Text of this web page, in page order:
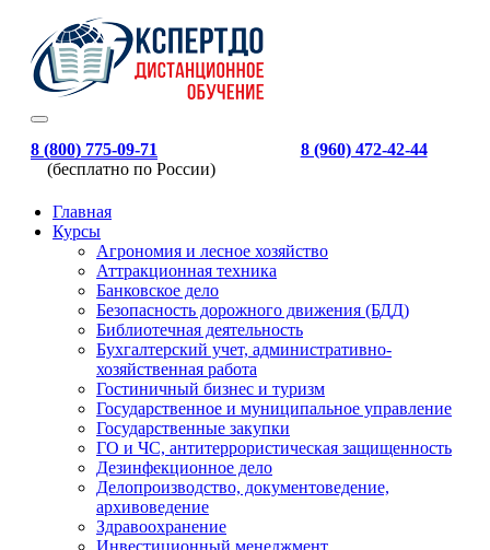
8 (800) 775-09-71
(бесплатно по России)
8 (960) 472-42-44
Главная
Курсы
Агрономия и лесное хозяйство
Аттракционная техника
Банковское дело
Безопасность дорожного движения (БДД)
Библиотечная деятельность
Бухгалтерский учет, административно-
хозяйственная работа
Гостиничный бизнес и туризм
Государственное и муниципальное управление
Государственные закупки
ГО и ЧС, антитеррористическая защищенность
Дезинфекционное дело
Делопроизводство, документоведение,
архивоведение
Здравоохранение
Инвестиционный менеджмент